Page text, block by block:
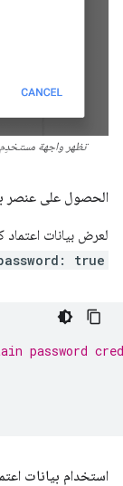
تظهر واجهة
الحصول على عنصر
لعرض بيانات
true
password
استخدام بيانات